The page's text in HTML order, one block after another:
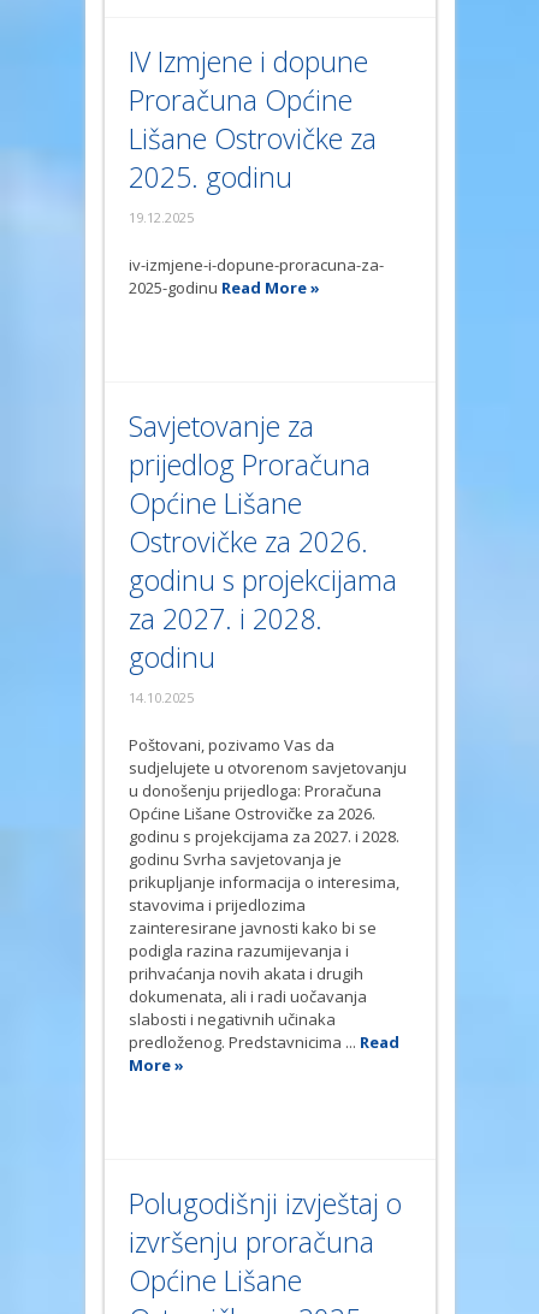
IV Izmjene i dopune
Proračuna Općine
Lišane Ostrovičke za
2025. godinu
19.12.2025
iv-izmjene-i-dopune-proracuna-za-
2025-godinu Read More »
Savjetovanje za
prijedlog Proračuna
Općine Lišane
Ostrovičke za 2026.
godinu s projekcijama
za 2027. i 2028.
godinu
14.10.2025
Poštovani, pozivamo Vas da
sudjelujete u otvorenom savjetovanju
u donošenju prijedloga: Proračuna
Općine Lišane Ostrovičke za 2026.
godinu s projekcijama za 2027. i 2028.
godinu Svrha savjetovanja je
prikupljanje informacija o interesima,
stavovima i prijedlozima
zainteresirane javnosti kako bi se
podigla razina razumijevanja i
prihvaćanja novih akata i drugih
dokumenata, ali i radi uočavanja
slabosti i negativnih učinaka
predloženog. Predstavnicima ... Read
More »
Polugodišnji izvještaj o
izvršenju proračuna
Općine Lišane